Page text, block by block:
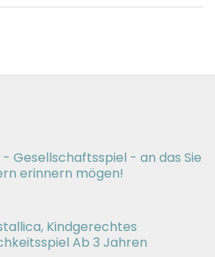
Gesellschaftsspiel - an das Sie
erinnern mögen!
Kindgerechtes
Ab 3 Jahren